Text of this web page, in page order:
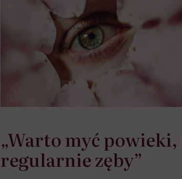
„Warto myć
regularnie zęby”